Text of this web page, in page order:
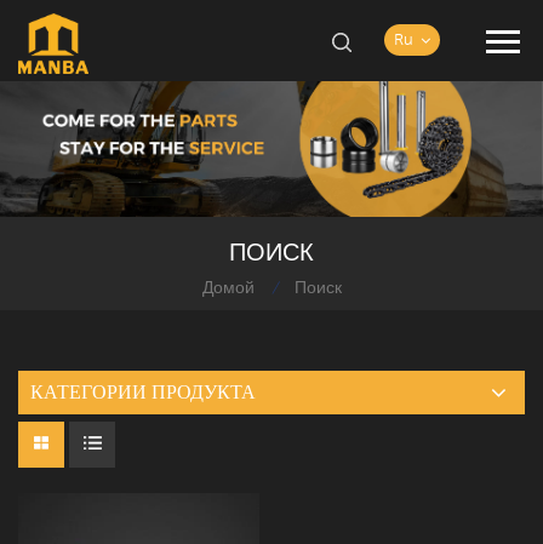
Ru
ПОИСК
Домой / Поиск
КАТЕГОРИИ ПРОДУКТА